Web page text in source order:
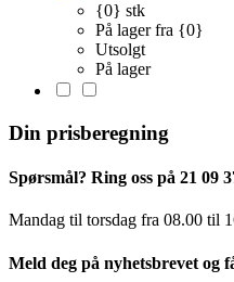
{0} stk
På lager fra {0}
Utsolgt
På lager
Din prisberegning
Spørsmål? Ring oss på 21 09
Mandag til torsdag ​​fra 08.00 til
Meld deg på nyhetsbrevet og